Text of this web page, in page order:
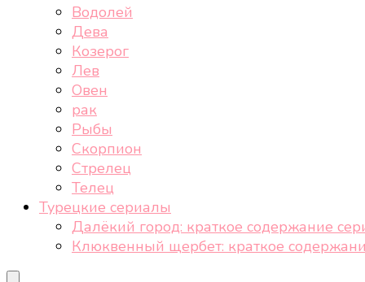
Водолей
Дева
Козерог
Лев
Овен
рак
Рыбы
Скорпион
Стрелец
Телец
Турецкие сериалы
Далёкий город: краткое содержание
Клюквенный щербет: краткое